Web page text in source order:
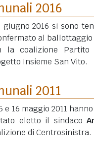
2016
giugno 2016 si sono
al
la coalizione Partito
Insieme San Vito.
2011
e 16 maggio 2011
eletto il sindaco
di Centrosinistra.